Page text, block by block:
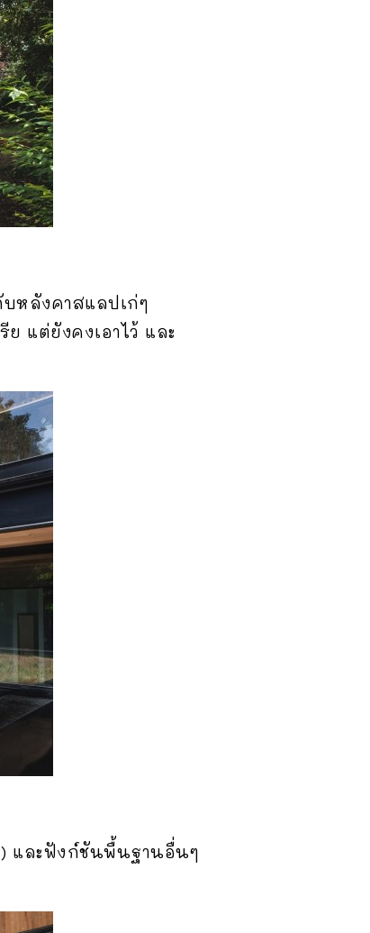
หลังคาสแลปเก่ๆ
แต่ยังคงเอาไว้ และ
และฟังก์ชันพื้นฐานอื่นๆ